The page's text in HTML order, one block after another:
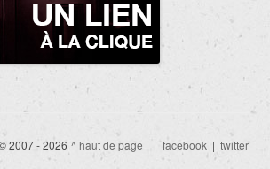
2007 - 2026 ^ haut de page facebook | twitter